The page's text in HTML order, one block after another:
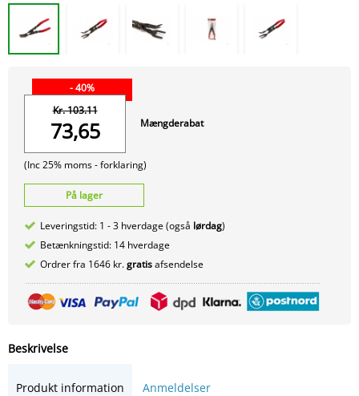
- 40%
Kr. 103.11
73,65
(Inc 25% moms -forklaring)
Mængderabat
På lager
Leveringstid: 1 - 3 hverdage (også lørdag)
Betænkningstid: 14 hverdage
Ordrer fra 1646 kr.gratisafsendelse
Beskrivelse
Produkt information Anmeldelser